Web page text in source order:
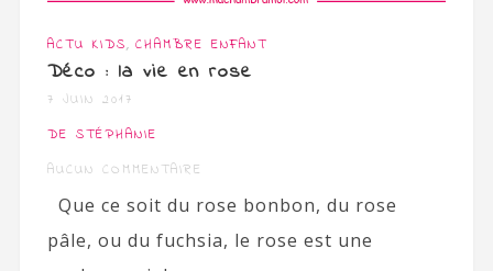
ACTU KIDS, CHAMBRE ENFANT
Déco : la vie en rose
7 JUIN 2017
DE STÉPHANIE
AUCUN COMMENTAIRE
Que ce soit du rose bonbon, du rose
pâle, ou du fuchsia, le rose est une